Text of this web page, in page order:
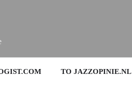
TO JAZZOPINIE.NL